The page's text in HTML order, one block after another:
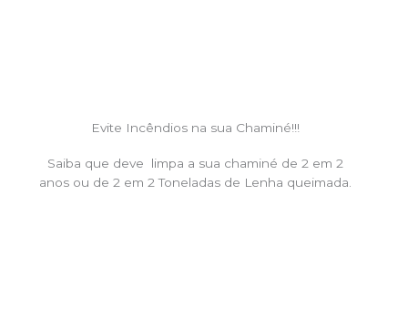
Evite Incêndios na sua Chaminé!!!
Saiba que deve limpa a sua chaminé de 2 em 2
anos ou de 2 em 2 Toneladas de Lenha queimada.